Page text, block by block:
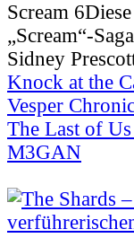
Scream 6
„Scream“-
Sidney
Knock at the
Vesper
The Last of
M3GAN